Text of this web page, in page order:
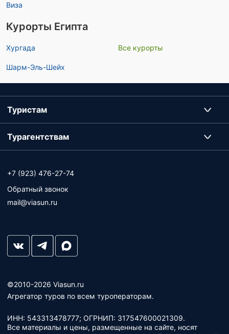
Виза
Курорты Египта
Хургада
Шарм-Эль-Шейх
Все курорты
©2010-2026 Viasun.ru
Агрегатор туров по всем туроператорам.
ИНН: 543313478777; ОГРНИП: 317547600021309.
Все материалы и цены, размещенные на сайте, носят
Туристам
Турагентствам
+7 (923) 476-27-74
Обратный звонок
mail@viasun.ru